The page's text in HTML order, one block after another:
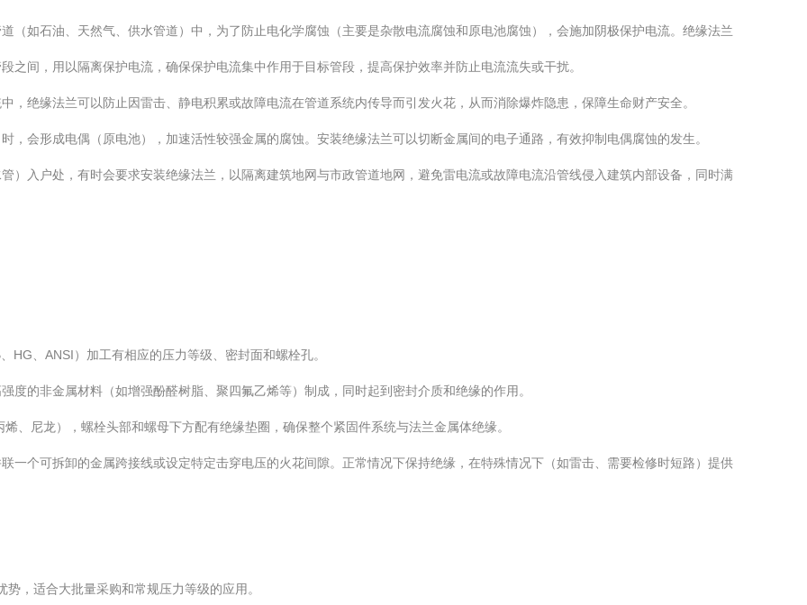
（如石油、天然气、供水管道）中，为了防止电化学腐蚀（主要是杂散电流腐蚀和原电池腐蚀），会施加阴极保护电流。绝缘法兰
之间，用以隔离保护电流，确保保护电流集中作用于目标管段，提高保护效率并防止电流流失或干扰。
，绝缘法兰可以防止因雷击、静电积累或故障电流在管道系统内传导而引发火花，从而消除爆炸隐患，保障生命财产安全。
，会形成电偶（原电池），加速活性较强金属的腐蚀。安装绝缘法兰可以切断金属间的电子通路，有效抑制电偶腐蚀的发生。
）入户处，有时会要求安装绝缘法兰，以隔离建筑地网与市政管道地网，避免雷电流或故障电流沿管线侵入建筑内部设备，同时满
HG、ANSI）加工有相应的压力等级、密封面和螺栓孔。
度的非金属材料（如增强酚醛树脂、聚四氟乙烯等）制成，同时起到密封介质和绝缘的作用。
、尼龙），螺栓头部和螺母下方配有绝缘垫圈，确保整个紧固件系统与法兰金属体绝缘。
一个可拆卸的金属跨接线或设定特定击穿电压的火花间隙。正常情况下保持绝缘，在特殊情况下（如雷击、需要检修时短路）提供
，适合大批量采购和常规压力等级的应用。